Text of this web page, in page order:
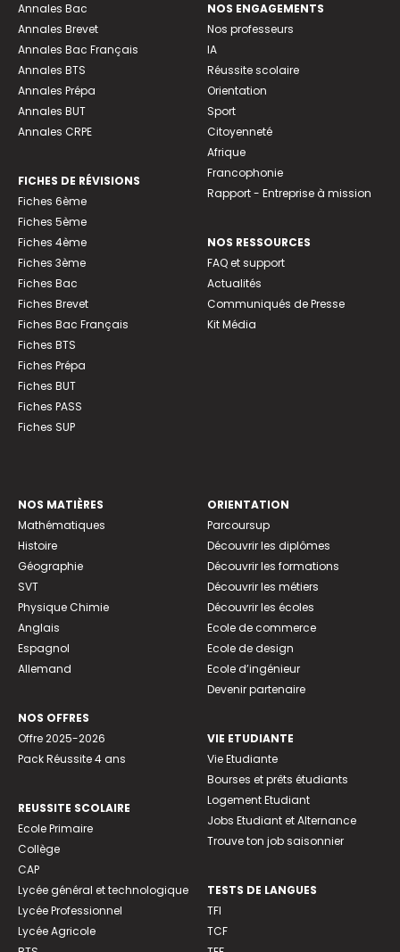
Annales Bac
Annales Brevet
Annales Bac Français
Annales BTS
Annales Prépa
Annales BUT
Annales CRPE
FICHES DE RÉVISIONS
Fiches 6ème
Fiches 5ème
Fiches 4ème
Fiches 3ème
Fiches Bac
Fiches Brevet
Fiches Bac Français
Fiches BTS
Fiches Prépa
Fiches BUT
Fiches PASS
Fiches SUP
NOS ENGAGEMENTS
Nos professeurs
IA
Réussite scolaire
Orientation
Sport
Citoyenneté
Afrique
Francophonie
Rapport - Entreprise à mission
NOS RESSOURCES
FAQ et support
Actualités
Communiqués de Presse
Kit Média
NOS MATIÈRES
Mathématiques
Histoire
Géographie
SVT
Physique Chimie
Anglais
Espagnol
Allemand
NOS OFFRES
Offre 2025-2026
Pack Réussite 4 ans
REUSSITE SCOLAIRE
Ecole Primaire
Collège
CAP
Lycée général et technologique
Lycée Professionnel
Lycée Agricole
ORIENTATION
Parcoursup
Découvrir les diplômes
Découvrir les formations
Découvrir les métiers
Découvrir les écoles
Ecole de commerce
Ecole de design
Ecole d’ingénieur
Devenir partenaire
VIE ETUDIANTE
Vie Etudiante
Bourses et prêts étudiants
Logement Etudiant
Jobs Etudiant et Alternance
Trouve ton job saisonnier
TESTS DE LANGUES
TFI
TCF